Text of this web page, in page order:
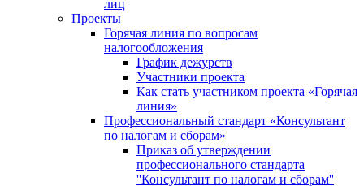
лиц
Проекты
Горячая линия по вопросам
налогообложения
График дежурств
Участники проекта
Как стать участником проекта «Горячая
линия»
Профессиональный стандарт «Консультант
по налогам и сборам»
Приказ об утверждении
профессионального стандарта
''Консультант по налогам и сборам''